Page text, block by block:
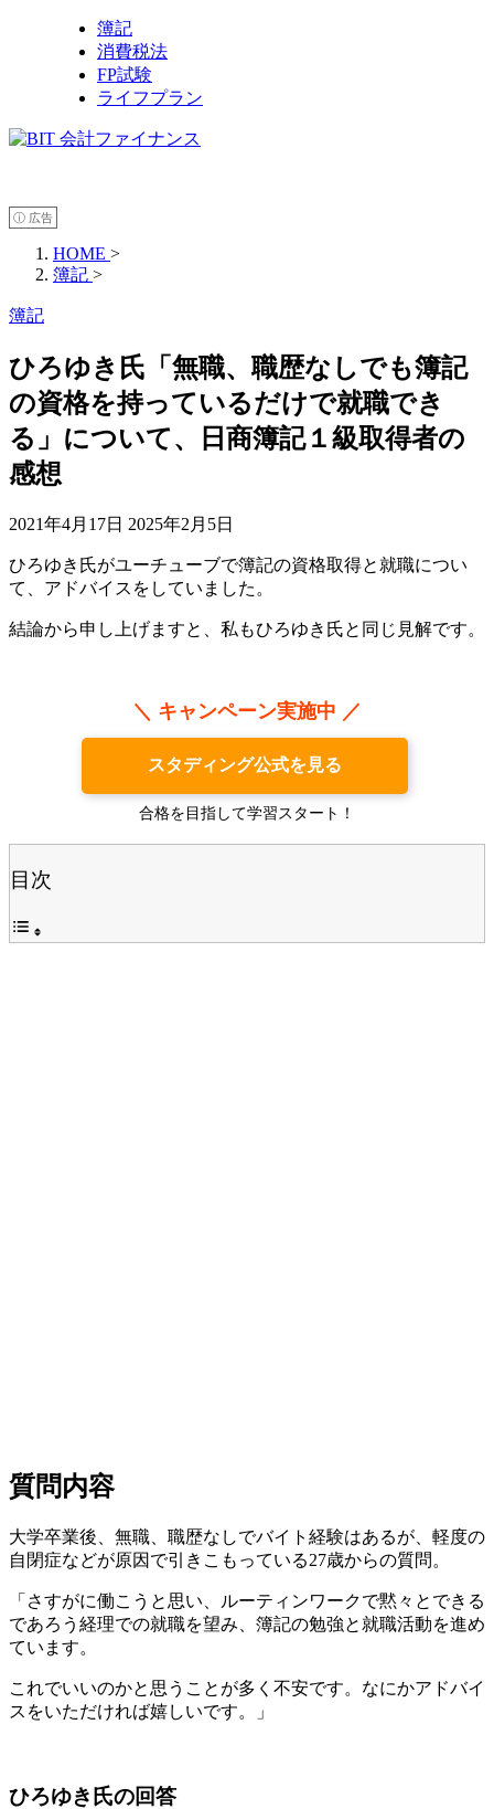
簿記
消費税法
FP試験
ライフプラン
ⓘ 広告
HOME >
簿記 >
簿記
ひろゆき氏「無職、職歴なしでも簿記
の資格を持っているだけで就職でき
る」について、日商簿記１級取得者の
感想
2021年4月17日 2025年2月5日
ひろゆき氏がユーチューブで簿記の資格取得と就職につい
て、アドバイスをしていました。
結論から申し上げますと、私もひろゆき氏と同じ見解です。
＼ キャンペーン実施中 ／
スタディング公式を見る
合格を目指して学習スタート！
目次
質問内容
大学卒業後、無職、職歴なしでバイト経験はあるが、軽度の
自閉症などが原因で引きこもっている27歳からの質問。
「さすがに働こうと思い、ルーティンワークで黙々とできる
であろう経理での就職を望み、簿記の勉強と就職活動を進め
ています。
これでいいのかと思うことが多く不安です。なにかアドバイ
スをいただければ嬉しいです。」
ひろゆき氏の回答